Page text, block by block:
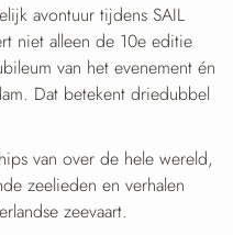
avontuur tijdens SAIL
niet alleen de 10e editie
van het evenement én
Dat betekent driedubbel
van over de hele wereld,
zeelieden en verhalen
zeevaart.